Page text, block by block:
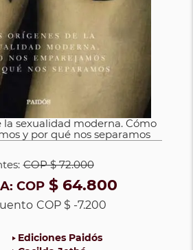
la sexualidad moderna. Cómo
y por qué nos separamos
COP$ 72.000
COP $ 64.800
COP $ -7.200
Ediciones Paidós